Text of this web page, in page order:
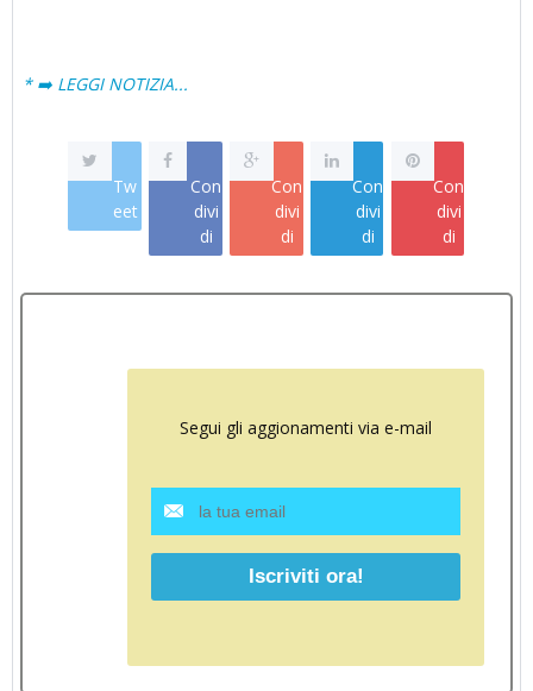
* ➡️ LEGGI NOTIZIA...
Tw
eet
Con
divi
di
Con
divi
di
Con
divi
di
Con
divi
di
Segui gli aggionamenti via e-mail